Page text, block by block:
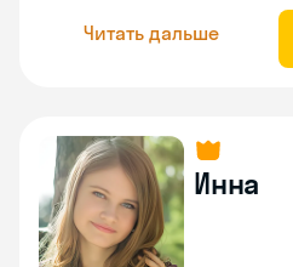
Читать дальше
Инна